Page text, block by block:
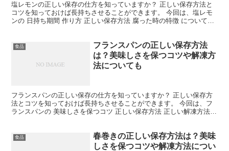
塩レモンの正しい保存の仕方を知っていますか？ 正しい保存方法と
コツを知っておけば長持ちさせることができます。 今回は、塩レモ
ンの 日持ち期間 作り方 正しい保存方法 腐った時の特徴 についてご
食品
フランスパンの正しい保存方法
は？美味しさを保つコツや解凍方
法についても
フランスパンの正しい保存の仕方を知っていますか？ 正しい保存方
法とコツを知っておけば長持ちさせることができます。 今回は、フ
ランスパンの 美味しさを保つコツ 正しい保存方法 正しい解凍方法
食品
春巻きの正しい保存方法は？美味
しさを保つコツや解凍方法につい